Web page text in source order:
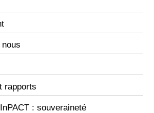
rapports
: souveraineté